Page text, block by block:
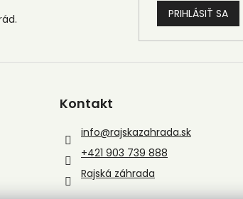
PRIHLÁSIŤ SA
Kontakt
info@rajskazahrada.sk
+421 903 739 888
Rajská záhrada